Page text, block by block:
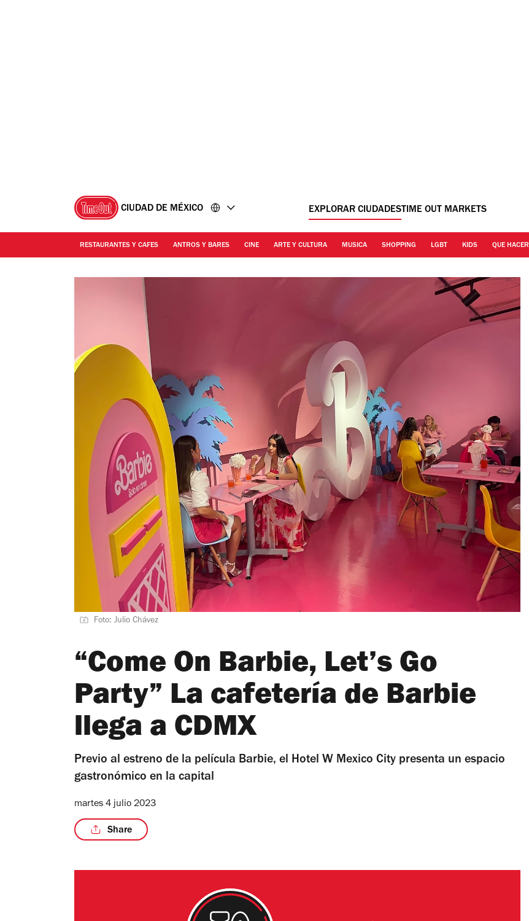
CIUDAD DE MÉXICO EXPLORAR CIUDADESTIME OUT MARKETS
RESTAURANTES Y CAFES ANTROS Y BARES CINE ARTE Y CULTURA MUSICA SHOPPING LGBT KIDS QUE HACER
Foto: Julio Chávez
“Come On Barbie, Let’s Go
Party” La cafetería de Barbie
llega a CDMX
Previo al estreno de la película Barbie, el Hotel W Mexico City presenta un espacio
gastronómico en la capital
martes 4 julio 2023
Share